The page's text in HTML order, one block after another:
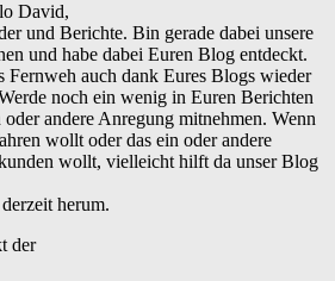
David,
und Berichte. Bin gerade dabei unsere
und habe dabei Euren Blog entdeckt.
Fernweh auch dank Eures Blogs wieder
noch ein wenig in Euren Berichten
andere Anregung mitnehmen. Wenn
wollt oder das ein oder andere
wollt, vielleicht hilft da unser Blog
herum.
der